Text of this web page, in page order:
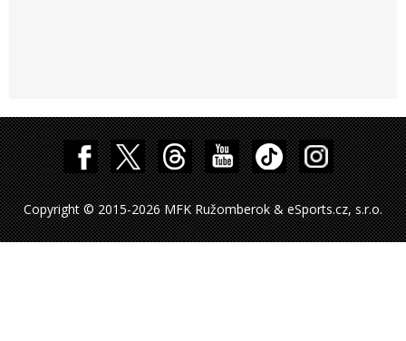
Copyright © 2015-2026 MFK Ružomberok & eSports.cz, s.r.o.